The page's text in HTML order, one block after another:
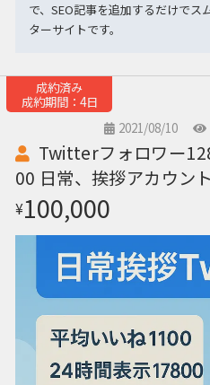
で、SEO記事を追加するだけでス
ターサイトです。
成約済み
成約期間：4日
2021/08/10
Twitterフォロワー
00 日常、挨拶アカウント
¥100,000